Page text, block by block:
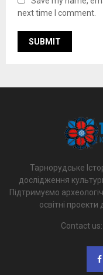
next time I comment.
Тарнорудське
дослідження
Підтримуємо
освітні
Contact us: